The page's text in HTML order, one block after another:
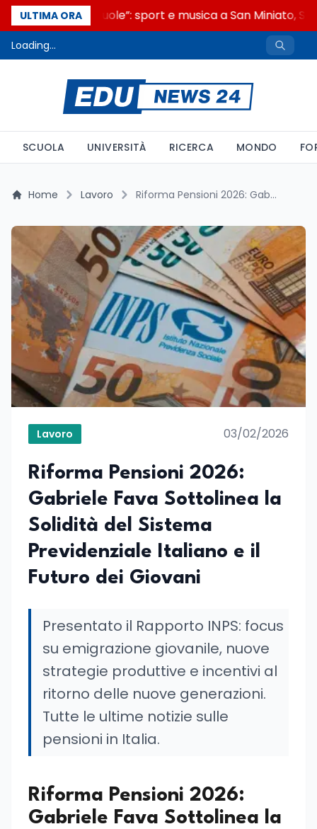
ULTIMA ORA
“Noi siamo le Scuole”: sport e musica a San Miniato,
Loading...
SCUOLA UNIVERSITÀ RICERCA MONDO
Home Lavoro Riforma Pensioni 2026: Gabriele Fava Sottolinea la Solidità del Sistema Previdenziale Italiano e il Futuro dei Giovani
Lavoro 03/02/2026
Riforma Pensioni 2026:
Gabriele Fava Sottolinea la
Solidità del Sistema
Previdenziale Italiano e il
Futuro dei Giovani
Presentato il Rapporto INPS: focus
su emigrazione giovanile, nuove
strategie produttive e incentivi al
ritorno delle nuove generazioni.
Tutte le ultime notizie sulle
pensioni in Italia.
Riforma Pensioni 2026:
Gabriele Fava Sottolinea la